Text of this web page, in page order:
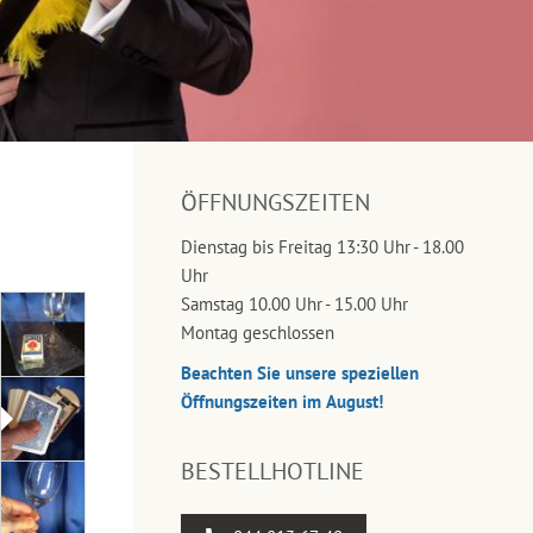
ÖFFNUNGSZEITEN
Dienstag bis Freitag 13:30 Uhr - 18.00
Uhr
Samstag 10.00 Uhr - 15.00 Uhr
Montag geschlossen
Beachten Sie unsere speziellen
Öffnungszeiten im August!
BESTELLHOTLINE